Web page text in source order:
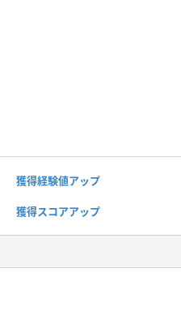
獲得経験値アップ
獲得スコアアップ